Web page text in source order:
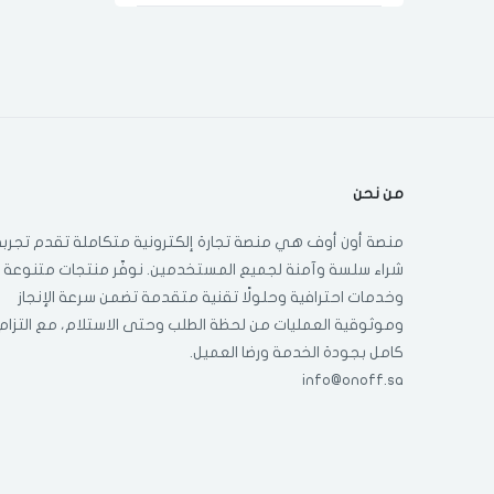
ام بيوتي
غير محدده
من نحن
منصة أون أوف هي منصة تجارة إلكترونية متكاملة تقدم
شراء سلسة وآمنة لجميع المستخدمين. نوفّر منتجات متنوعة
وخدمات احترافية وحلولًا تقنية متقدمة تضمن سرعة الإنجاز
وموثوقية العمليات من لحظة الطلب وحتى الاستلام، مع التزام
كامل بجودة الخدمة ورضا العميل.
info@onoff.sa